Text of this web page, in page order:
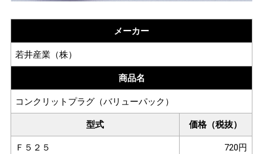
メーカー
若井産業（株）
商品名
コンクリットプラグ（バリューパック）
型式 価格（税抜）
Ｆ５２５ 720円